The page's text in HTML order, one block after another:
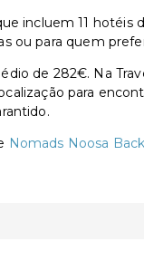
incluem 11 hotéis
ou para quem
de 282€. Na
para
Nomads Noosa